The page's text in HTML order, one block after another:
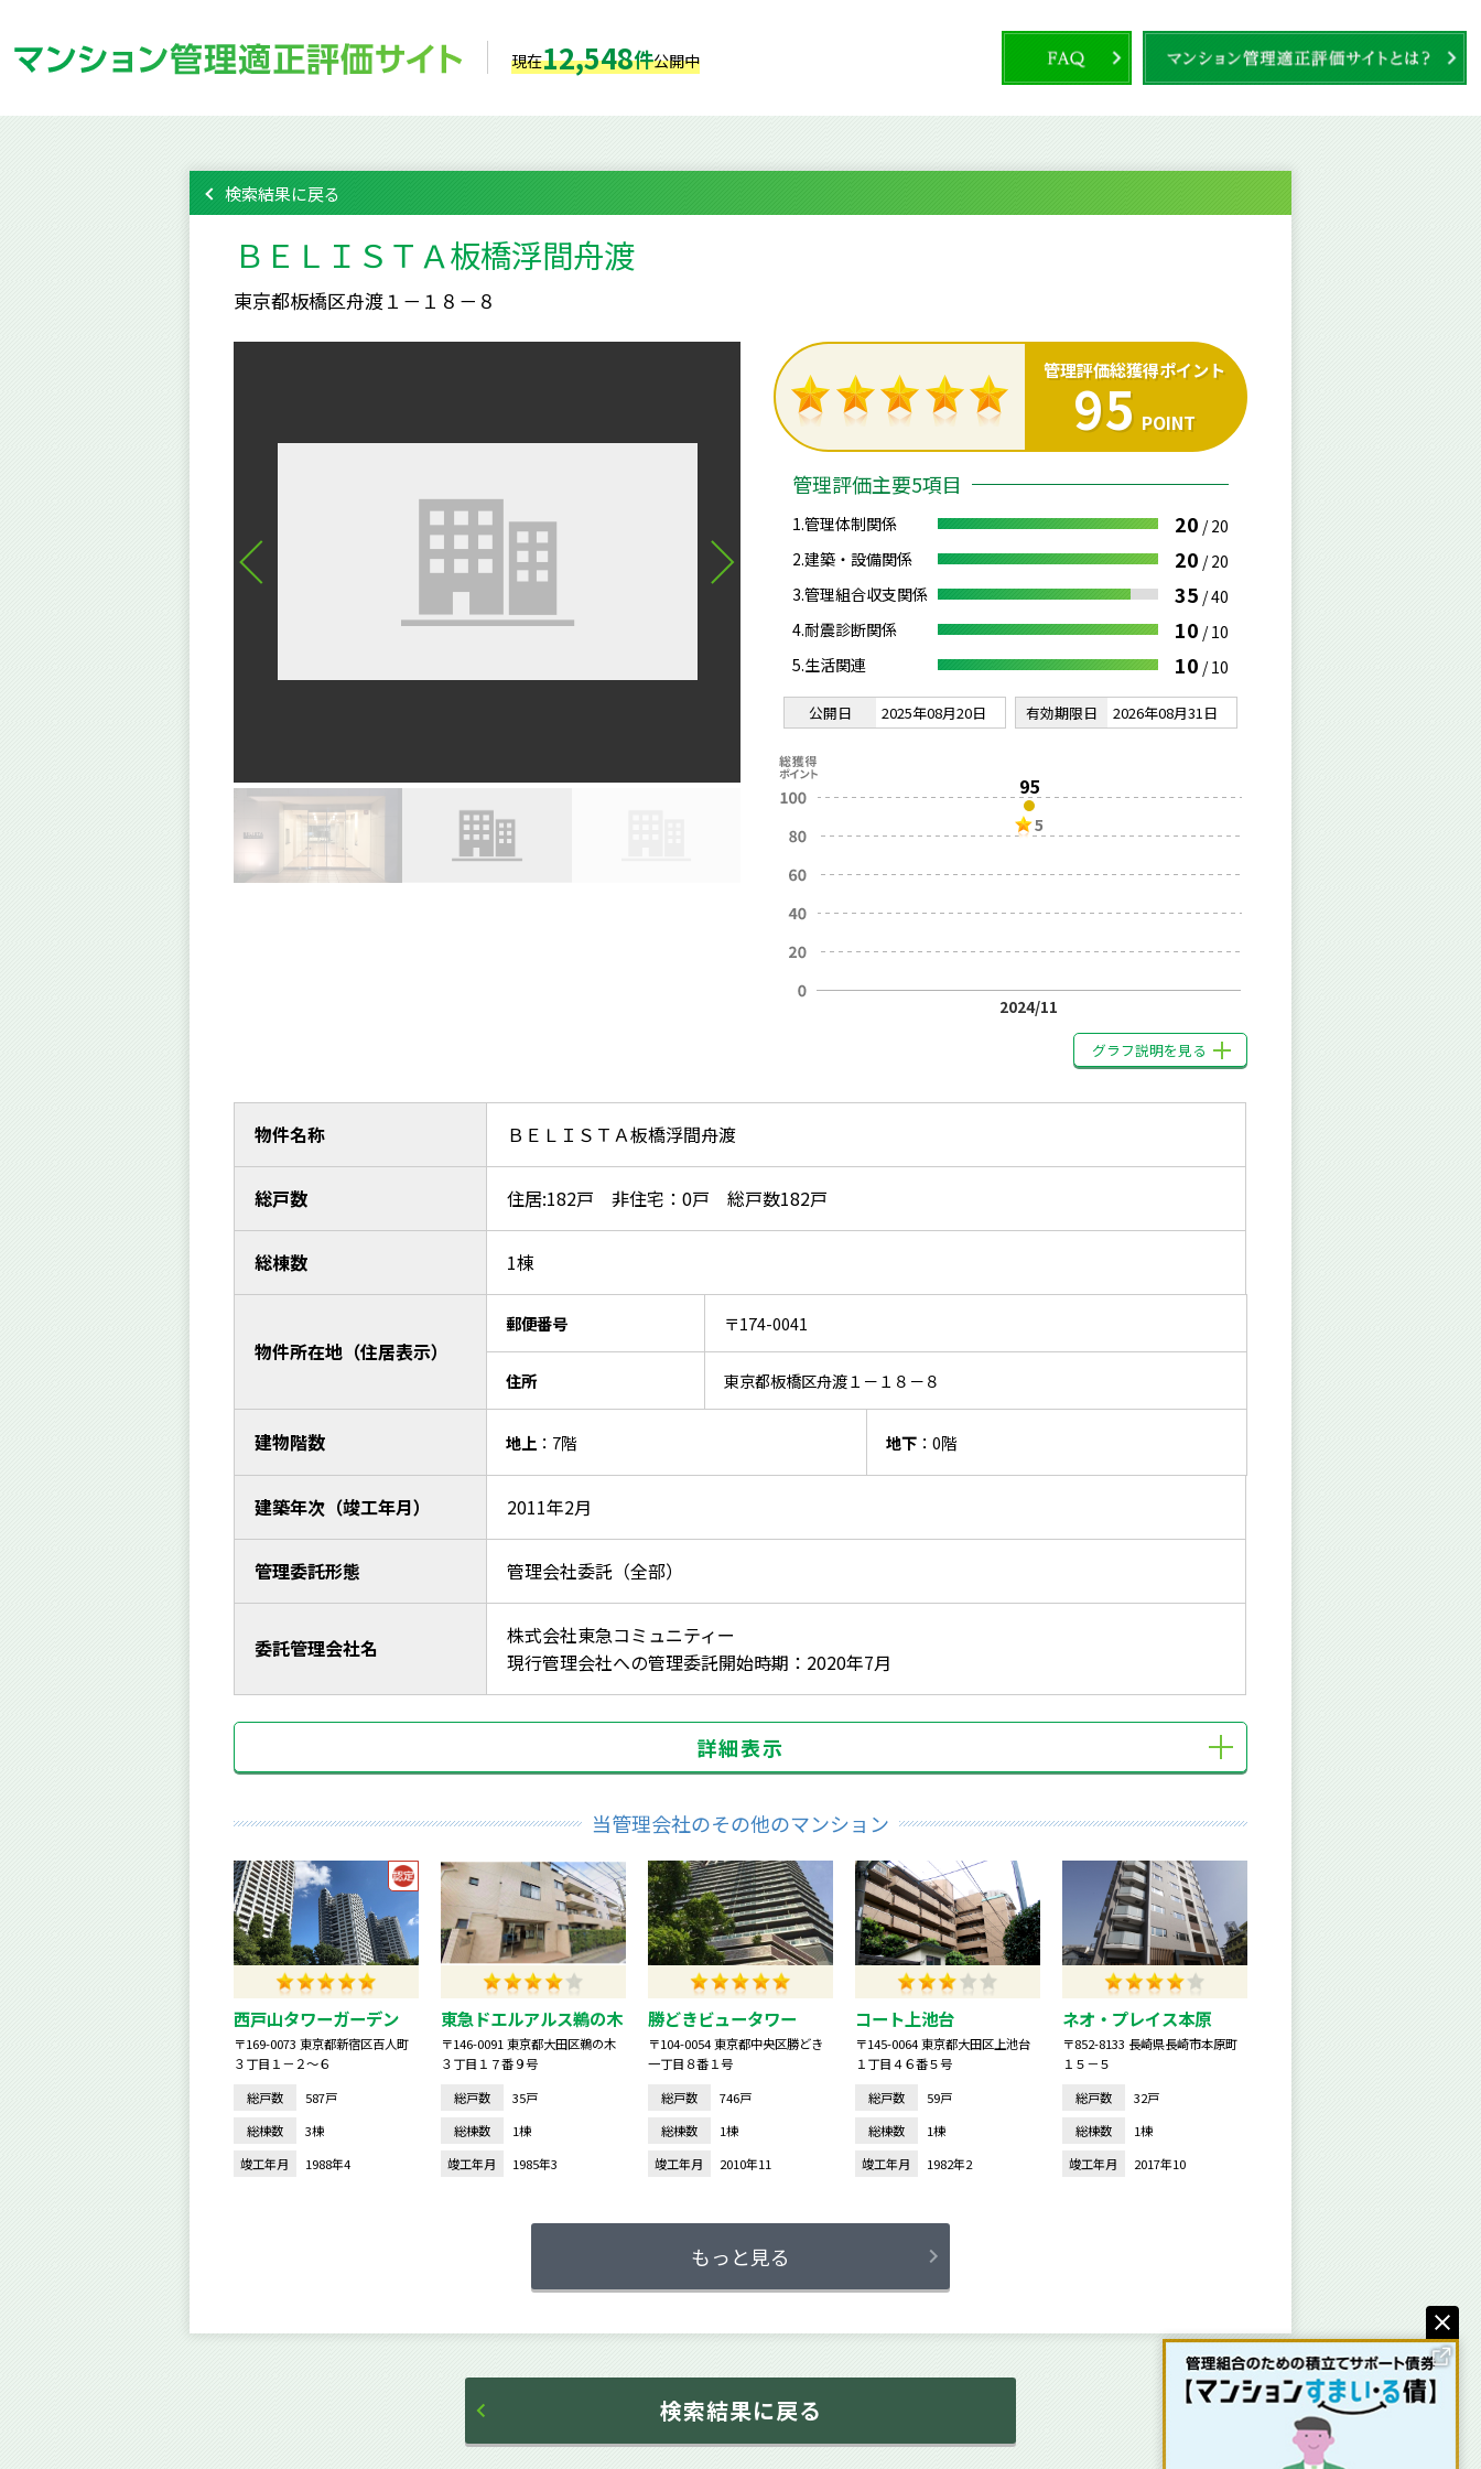
現在12,548件公開中
検索結果に戻る
ＢＥＬＩＳＴＡ板橋浮間舟渡
東京都板橋区舟渡１－１８－８
管理評価総獲得ポイント
95 POINT
管理評価主要5項目
1.管理体制関係 20 / 20
2.建築・設備関係
20 / 20
3.管理組合収支関係
35 /40
4.耐震診断関係
10 / 10
5.生活関連
10 / 10
公開日 2025年08月20日 有効期限日 2026年08月31日
95
5
2024/11
グラフ説明を見る
物件名称 ＢＥＬＩＳＴＡ板橋浮間舟渡
総戸数 住居:182戸 非住宅：0戸 総戸数182戸
総棟数 1棟
物件所在地（住居表示）
郵便番号 〒174-0041
住所 東京都板橋区舟渡１－１８－８
建物階数 地上：7階 地下：0階
建築年次（竣工年月） 2011年2月
管理委託形態 管理会社委託（全部）
委託管理会社名
株式会社東急コミュニティー
現行管理会社への管理委託開始時期：2020年7月
詳細表示
当管理会社のその他のマンション
西戸山タワーガーデン
〒169-0073 東京都新宿区百人町
３丁目１－２～６
総戸数
587戸
総棟数
3棟
竣工年月
1988年4
東急ドエルアルス鵜の木
〒146-0091 東京都大田区鵜の木
３丁目１７番９号
総戸数
35戸
総棟数
1棟
竣工年月
1985年3
勝どきビュータワー
〒104-0054 東京都中央区勝どき
一丁目８番１号
総戸数
746戸
総棟数
1棟
竣工年月
2010年11
コート上池台
〒145-0064 東京都大田区上池台
１丁目４６番５号
総戸数
59戸
総棟数
1棟
竣工年月
1982年2
ネオ・プレイス本原
〒852-8133 長崎県長崎市本原町
１５－５
総戸数
32戸
総棟数
1棟
竣工年月
2017年10
もっと見る
検索結果に戻る